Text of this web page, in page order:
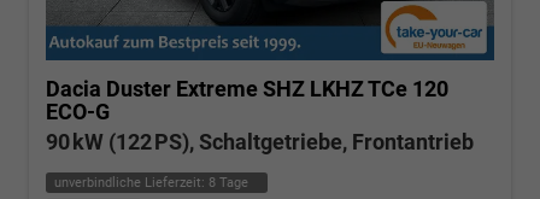
Dacia Duster Extreme SHZ LKHZ TCe 120
ECO-G
90 kW (122 PS), Schaltgetriebe, Frontantrieb
unverbindliche Lieferzeit: 8 Tage